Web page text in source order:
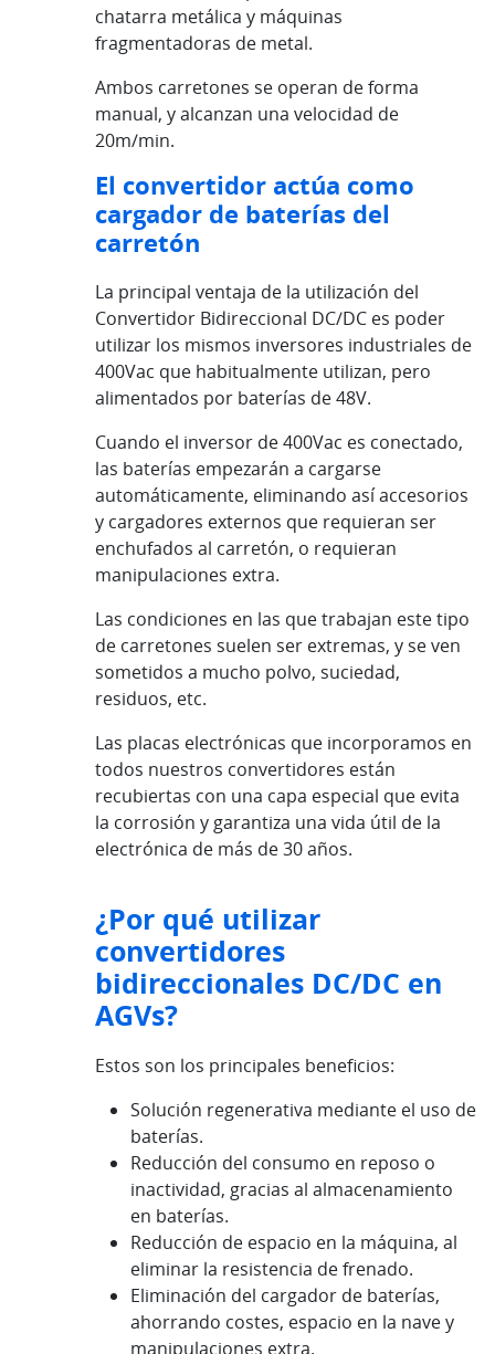
chatarra metálica y máquinas
fragmentadoras de metal.
Ambos carretones se operan de forma
manual, y alcanzan una velocidad de
20m/min.
El convertidor actúa como
cargador de baterías del
carretón
La principal ventaja de la utilización del
Convertidor Bidireccional DC/DC es poder
utilizar los mismos inversores industriales de
400Vac que habitualmente utilizan, pero
alimentados por baterías de 48V.
Cuando el inversor de 400Vac es conectado,
las baterías empezarán a cargarse
automáticamente, eliminando así accesorios
y cargadores externos que requieran ser
enchufados al carretón, o requieran
manipulaciones extra.
Las condiciones en las que trabajan este tipo
de carretones suelen ser extremas, y se ven
sometidos a mucho polvo, suciedad,
residuos, etc.
Las placas electrónicas que incorporamos en
todos nuestros convertidores están
recubiertas con una capa especial que evita
la corrosión y garantiza una vida útil de la
electrónica de más de 30 años.
¿Por qué utilizar
convertidores
bidireccionales DC/DC en
AGVs?
Estos son los principales beneficios:
Solución regenerativa mediante el uso de
baterías.
Reducción del consumo en reposo o
inactividad, gracias al almacenamiento
en baterías.
Reducción de espacio en la máquina, al
eliminar la resistencia de frenado.
Eliminación del cargador de baterías,
ahorrando costes, espacio en la nave y
manipulaciones extra.